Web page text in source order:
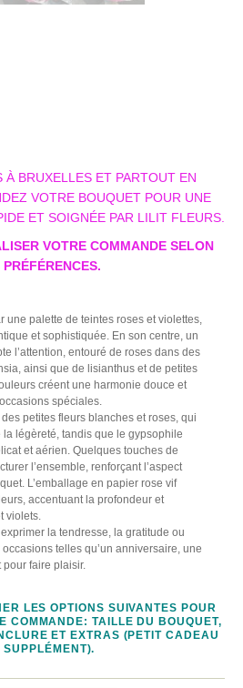
À BRUXELLES ET PARTOUT EN
VOTRE BOUQUET POUR UNE
ET SOIGNÉE PAR LILIT FLEURS.
VOTRE COMMANDE SELON
PRÉFÉRENCES.
une palette de teintes roses et violettes,
et sophistiquée. En son centre, un
l’attention, entouré de roses dans des
ainsi que de lisianthus et de petites
créent une harmonie douce et
spéciales.
petites fleurs blanches et roses, qui
légèreté, tandis que le gypsophile
et aérien. Quelques touches de
l’ensemble, renforçant l’aspect
L’emballage en papier rose vif
accentuant la profondeur et
violets.
la tendresse, la gratitude ou
telles qu’un anniversaire, une
faire plaisir.
LES OPTIONS SUIVANTES POUR
COMMANDE: TAILLE DU BOUQUET,
ET EXTRAS (PETIT CADEAU
SUPPLÉMENT).